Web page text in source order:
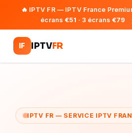
🔥 IPTV FR — IPTV France
écrans €51 · 3 écrans €79
IF IPTVFR
IPTV FR — SERVICE IPTV